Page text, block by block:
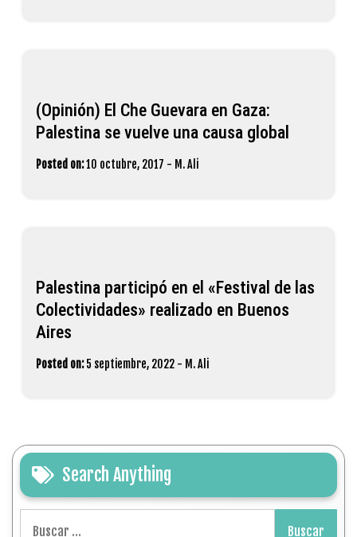
(Opinión) El Che Guevara en Gaza:
Palestina se vuelve una causa global
Posted on:10 octubre, 2017 - M. Ali
Palestina participó en el «Festival de las
Colectividades» realizado en Buenos
Aires
Posted on: 5 septiembre, 2022 - M. Ali
Search Anything